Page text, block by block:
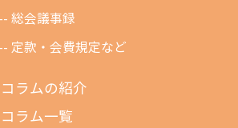
総会議事録
定款・会費規定など
コラムの紹介
コラム一覧